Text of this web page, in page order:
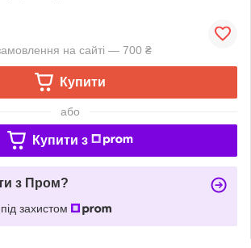
на сайті — 700 ₴
Купити
або
Купити з
з Пром?
захистом